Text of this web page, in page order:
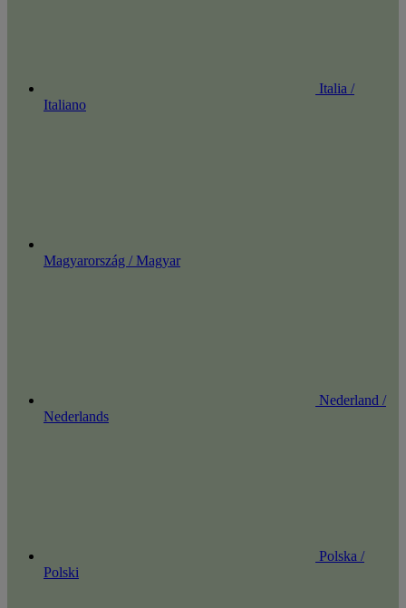
Italia /
Italiano
Magyarország / Magyar
Nederland /
Nederlands
Polska /
Polski